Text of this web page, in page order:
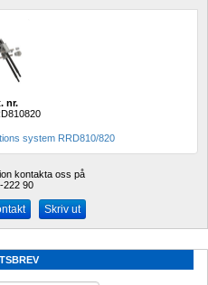
nr.
system RRD810/820
kontakta oss på
222 90
Skriv ut